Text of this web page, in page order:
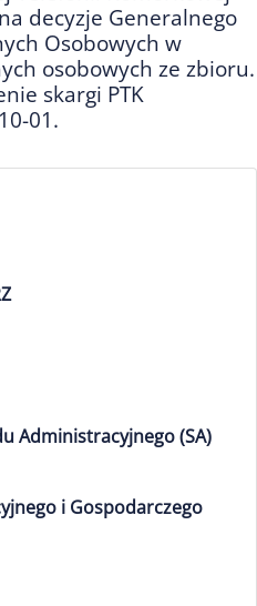
decyzje Generalnego
Osobowych w
osobowych ze zbioru.
skargi PTK
01.
Administracyjnego (SA)
i Gospodarczego